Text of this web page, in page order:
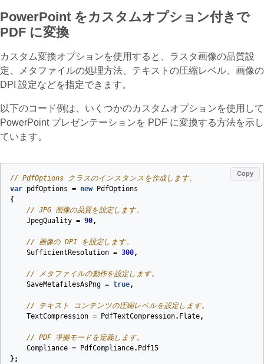
PowerPoint をカスタムオプション付きで
PDF に変換
カスタム変換オプションを使用すると、ラスタ画像の品質設
定、メタファイルの処理方法、テキストの圧縮レベル、画像の
DPI 設定などを指定できます。
以下のコード例は、いくつかのカスタムオプションを使用して
PowerPoint プレゼンテーションを PDF に変換する方法を示し
ています。
Copy
// PdfOptions クラスのインスタンスを作成します。
var pdfOptions = new
PdfOptions
{
// JPG 画像の品質を設定します。
JpegQuality = 90,
// 画像の DPI を設定します。
SufficientResolution = 300,
// メタファイルの動作を設定します。
SaveMetafilesAsPng = true,
// テキスト コンテンツの圧縮レベルを設定します。
TextCompression = PdfTextCompression. Flate,
// PDF 準拠モードを定義します。
Compliance = PdfCompliance. Pdf15
};